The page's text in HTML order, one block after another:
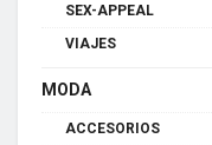
SEX-APPEAL
VIAJES
MODA
ACCESORIOS